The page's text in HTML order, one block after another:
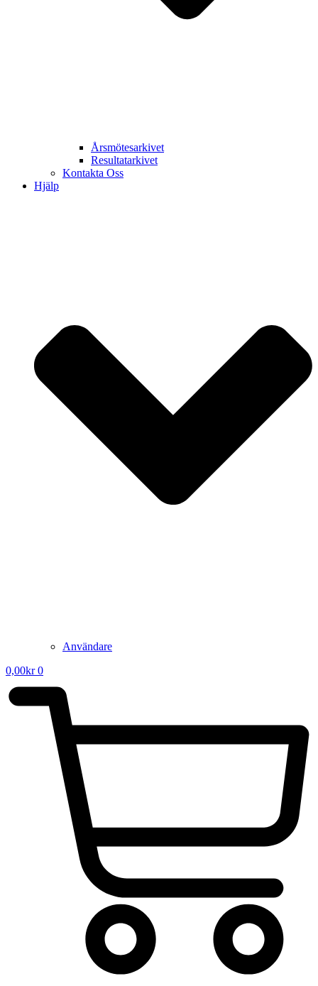
Årsmötesarkivet
Resultatarkivet
Kontakta Oss
Hjälp
Användare
0,00kr 0